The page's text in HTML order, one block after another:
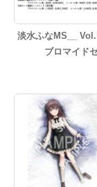
淡水ふなMS__
ブロマイド